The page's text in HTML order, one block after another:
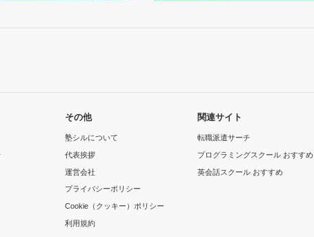
その他
塾シルについて
代表挨拶
運営会社
プライバシーポリシー
Cookie（クッキー）ポリシー
利用規約
関連サイト
転職派遣サーチ
プログラミングスクール おすすめ
英会話スクール おすすめ